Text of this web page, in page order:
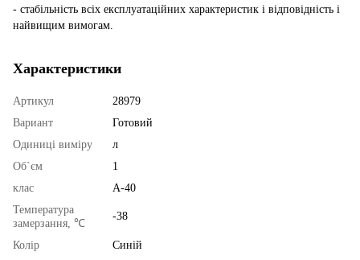
- стабільність всіх експлуатаційних характеристик і відповідність і
найвищим вимогам.
Характеристики
Артикул
28979
Вариант
Готовий
Одиниці виміру
л
Об`єм
1
клас
A-40
Температура
замерзання, ℃
-38
Колір
Синій